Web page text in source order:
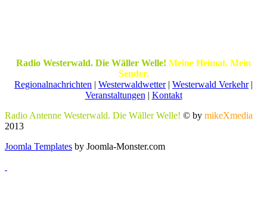
Radio Westerwald. Die Wäller Welle! Meine Heimat. Mein
Sender.
Regionalnachrichten | Westerwaldwetter| Westerwald Verkehr|
Veranstaltungen | Kontakt
Radio Antenne Westerwald. Die Wäller Welle! © by mikeXmedia
2013
Joomla Templates by Joomla-Monster.com